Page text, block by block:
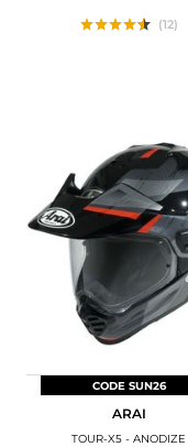
(12)
CODE SUN26
ARAI
TOUR-X5 - ANODIZE